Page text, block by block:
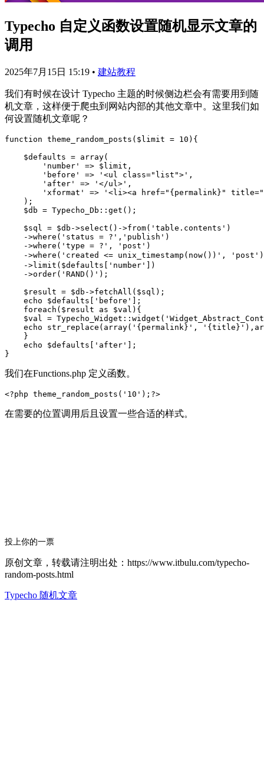
Typecho 自定义函数设置随机显示文章的
调用
2025年7月15日 15:19 • 建站教程
我们有时候在设计 Typecho 主题的时候侧边栏会有需要用到随
机文章，这样便于爬虫到网站内部的其他文章中。这里我们如
何设置随机文章呢？
function theme_random_posts($limit = 10){
    $defaults = array(
        'number' => $limit,
        'before' => '<ul class="list">',
        'after' => '</ul>',
'xformat' => '<li><a href="{permalink}"
    );
    $db = Typecho_Db::get();
    $sql = $db->select()->from('table.contents')
    ->where('status = ?','publish')
    ->where('type = ?', 'post')
->where('created <= unix_timestamp(now())', 'post') //
    ->limit($defaults['number'])
    ->order('RAND()');
    $result = $db->fetchAll($sql);
    echo $defaults['before'];
    foreach($result as $val){
$val =
echo str_replace(array('{permalink}',
    }
    echo $defaults['after'];
我们在Functions.php 定义函数。
在需要的位置调用后且设置一些合适的样式。
投上你的一票
原创文章，转载请注明出处：https://www.itbulu.com/typecho-
random-posts.html
Typecho 随机文章